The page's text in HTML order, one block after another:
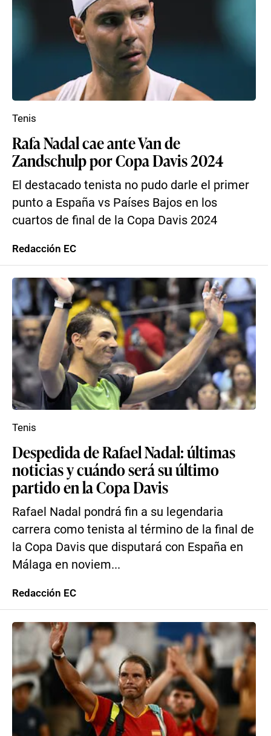
Rafa Nadal cae ante Van de
Zandschulp por Copa Davis 2024
El destacado tenista no pudo darle el primer
punto a España vs Países Bajos en los
cuartos de final de la Copa Davis 2024
Tenis
Redacción EC
Despedida de Rafael Nadal: últimas
noticias y cuándo será su último
partido en la Copa Davis
Rafael Nadal pondrá fin a su legendaria
carrera como tenista al término de la final de
la Copa Davis que disputará con España en
Málaga en noviem...
Tenis
Redacción EC